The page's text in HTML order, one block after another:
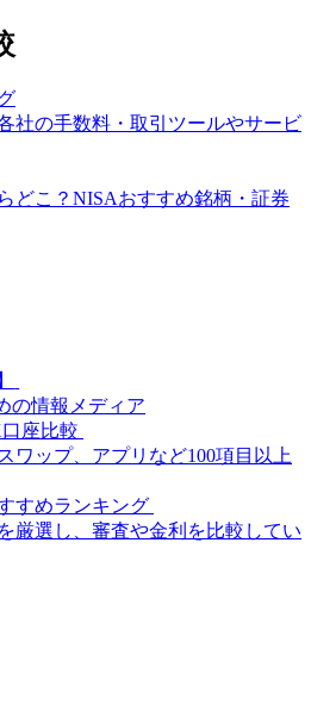
社の手数料・取引ツールやサービ
どこ？NISAおすすめ銘柄・証券
の情報メディア
座比較
ワップ、アプリなど100項目以上
すめランキング
厳選し、審査や金利を比較してい